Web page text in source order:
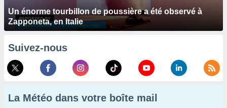
Un énorme tourbillon de poussière a été observé à
Zapponeta, en Italie
Suivez-nous
La Météo dans votre boîte mail